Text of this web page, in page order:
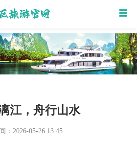
江，舟行山水
：2026-05-26 13:45